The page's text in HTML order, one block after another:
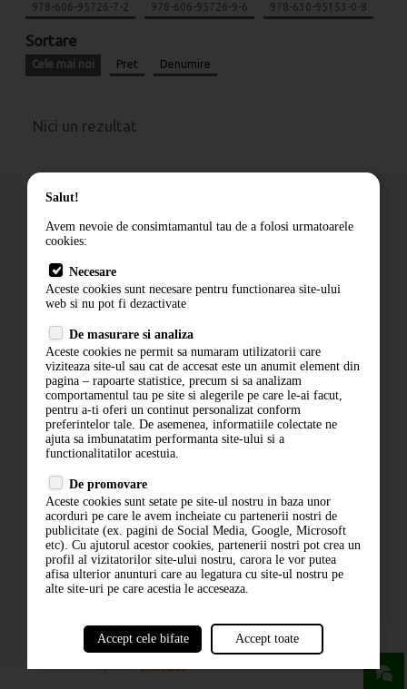
978-606-95726-7-2 978-606-95726-9-6 978-630-95153-0-8
Sortare
Cele mai noi Pret Denumire
Nici un rezultat
Cum comand
Livrare
Contact
Politica de confidentialitate
ANPC
ABONARE LA NEWSLETTER
ABONARE
Salut!
Avem nevoie de consimtamantul tau de a folosi urmatoarele
cookies:
Necesare
Aceste cookies sunt necesare pentru functionarea site-ului
web si nu pot fi dezactivate
De masurare si analiza
Aceste cookies ne permit sa numaram utilizatorii care
viziteaza site-ul sau cat de accesat este un anumit element din
pagina – rapoarte statistice, precum si sa analizam
comportamentul tau pe site si alegerile pe care le-ai facut,
pentru a-ti oferi un continut personalizat conform
preferintelor tale. De asemenea, informatiile colectate ne
ajuta sa imbunatatim performanta site-ului si a
functionalitatilor acestuia.
De promovare
Aceste cookies sunt setate pe site-ul nostru in baza unor
acorduri pe care le avem incheiate cu partenerii nostri de
publicitate (ex. pagini de Social Media, Google, Microsoft
etc). Cu ajutorul acestor cookies, partenerii nostri pot crea un
profil al vizitatorilor site-ului nostru, carora le vor putea
afisa ulterior anunturi care au legatura cu site-ul nostru pe
alte site-uri pe care acestia le acceseaza.
Accept cele bifate Accept toate